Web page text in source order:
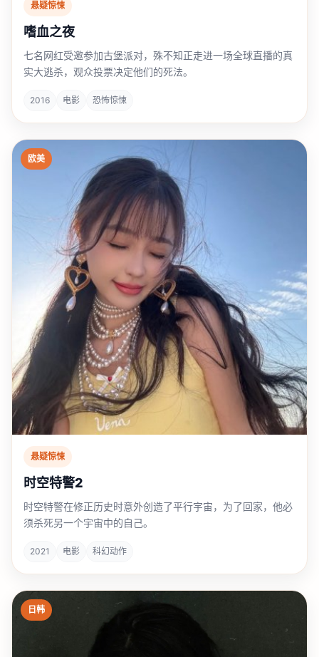
悬疑惊悚
嗜血之夜
七名网红受邀参加古堡派对，殊不知正走进一场全球直播的真
实大逃杀，观众投票决定他们的死法。
2016 电影 恐怖惊悚
欧美
悬疑惊悚
时空特警2
时空特警在修正历史时意外创造了平行宇宙，为了回家，他必
须杀死另一个宇宙中的自己。
2021 电影 科幻动作
日韩